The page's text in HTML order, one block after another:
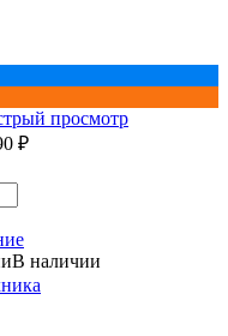
просмотр
₽
В наличии